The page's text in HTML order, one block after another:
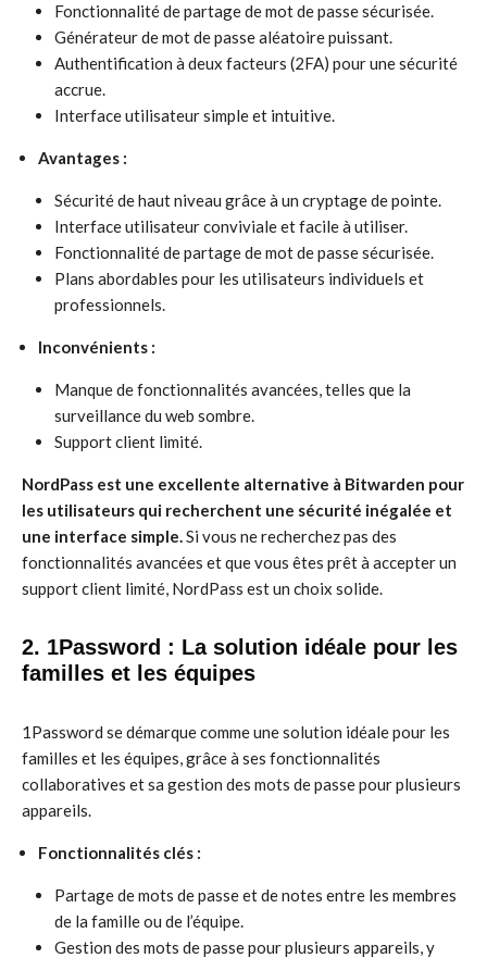
Fonctionnalité de partage de mot de passe sécurisée.
Générateur de mot de passe aléatoire puissant.
Authentification à deux facteurs (2FA) pour une sécurité
accrue.
Interface utilisateur simple et intuitive.
Avantages :
Sécurité de haut niveau grâce à un cryptage de pointe.
Interface utilisateur conviviale et facile à utiliser.
Fonctionnalité de partage de mot de passe sécurisée.
Plans abordables pour les utilisateurs individuels et
professionnels.
Inconvénients :
Manque de fonctionnalités avancées, telles que la
surveillance du web sombre.
Support client limité.
NordPass est une excellente alternative à Bitwarden pour
les utilisateurs qui recherchent une sécurité inégalée et
une interface simple.Si vous ne recherchez pas des
fonctionnalités avancées et que vous êtes prêt à accepter un
support client limité, NordPass est un choix solide.
2. 1Password : La solution idéale pour les
familles et les équipes
1Password se démarque comme une solution idéale pour les
familles et les équipes, grâce à ses fonctionnalités
collaboratives et sa gestion des mots de passe pour plusieurs
appareils.
Fonctionnalités clés :
Partage de mots de passe et de notes entre les membres
de la famille ou de l’équipe.
Gestion des mots de passe pour plusieurs appareils, y